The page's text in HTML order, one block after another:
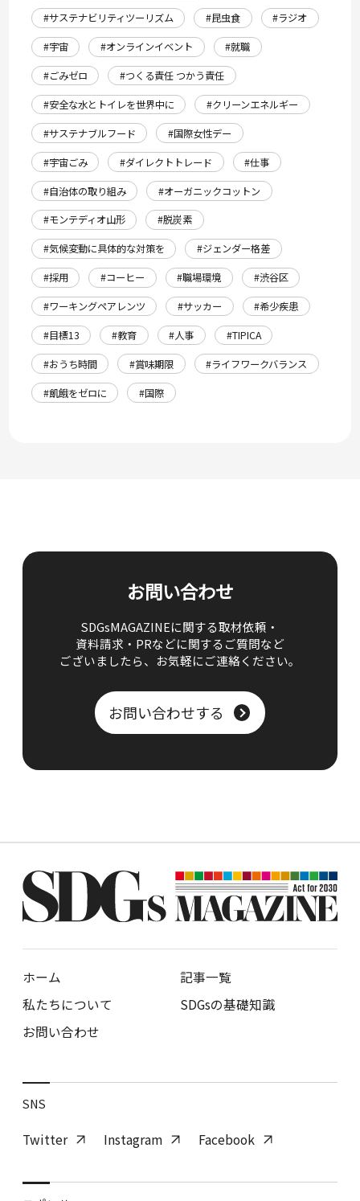
#サステナビリティツーリズム
#昆虫食
#ラジオ
#宇宙
#オンラインイベント
#就職
#ごみゼロ
#つくる責任 つかう責任
#安全な水とトイレを世界中に
#クリーンエネルギー
#サステナブルフード
#国際女性デー
#宇宙ごみ
#ダイレクトトレード
#仕事
#自治体の取り組み
#オーガニックコットン
#モンテディオ山形
#脱炭素
#気候変動に具体的な対策を
#ジェンダー格差
#採用
#コーヒー #職場環境
#渋谷区
#ワーキングペアレンツ
#サッカー
#希少疾患
#目標13
#教育 #人事
#TIPICA
#おうち時間
#賞味期限
#ライフワークバランス
#飢餓をゼロに
#国際
お問い合わせ
SDGsMAGAZINEに関する取材依頼・
資料請求・PRなどに関するご質問など
ございましたら、 お気軽にご連絡ください。
お問い合わせする
ホーム
記事一覧
私たちについて
SDGsの基礎知識
お問い合わせ
SNS
Twitter Instagram Facebook